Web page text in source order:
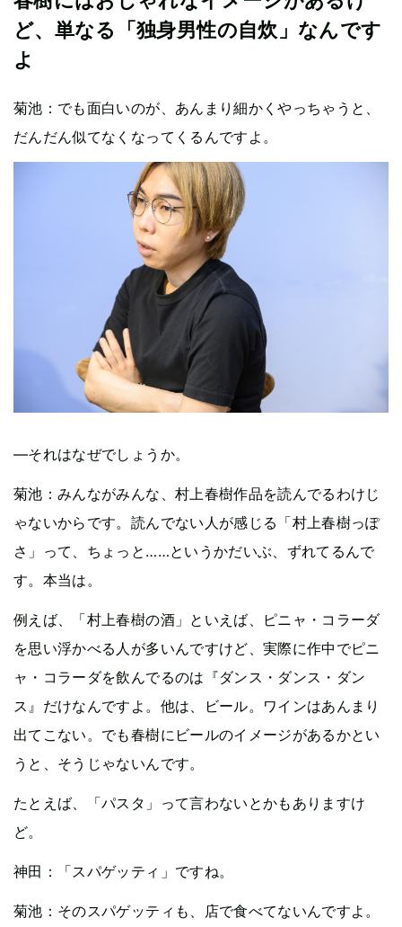
ど、単なる「独身男性の自炊」なんです
よ
菊池：でも面白いのが、あんまり細かくやっちゃうと、
だんだん似てなくなってくるんですよ。
—それはなぜでしょうか。
菊池：みんながみんな、村上春樹作品を読んでるわけじ
ゃないからです。読んでない人が感じる「村上春樹っぽ
さ」って、ちょっと……というかだいぶ、ずれてるんで
す。本当は。
例えば、「村上春樹の酒」といえば、ピニャ・コラーダ
を思い浮かべる人が多いんですけど、実際に作中でピニ
ャ・コラーダを飲んでるのは『ダンス・ダンス・ダン
ス』だけなんですよ。他は、ビール。ワインはあんまり
出てこない。でも春樹にビールのイメージがあるかとい
うと、そうじゃないんです。
たとえば、「パスタ」って言わないとかもありますけ
ど。
神田：「スパゲッティ」ですね。
菊池：そのスパゲッティも、店で食べてないんですよ。